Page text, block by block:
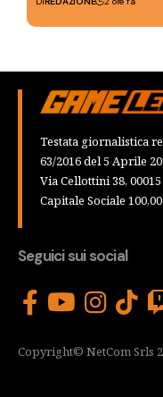
Testata giornalistica
63/2016 del 5 Aprile
Via Cellottini 38,
Capitale Sociale
Seguici sui social
Copyright© NetCom Srls